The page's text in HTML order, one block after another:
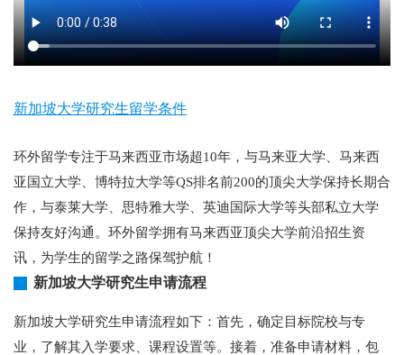
新加坡大学研究生留学条件
环外留学专注于马来西亚市场超10年，与马来亚大学、马来西
亚国立大学、博特拉大学等QS排名前200的顶尖大学保持长期合
作，与泰莱大学、思特雅大学、英迪国际大学等头部私立大学
保持友好沟通。环外留学拥有马来西亚顶尖大学前沿招生资
讯，为学生的留学之路保驾护航！
新加坡大学研究生申请流程
新加坡大学研究生申请流程如下：首先，确定目标院校与专
业，了解其入学要求、课程设置等。接着，准备申请材料，包